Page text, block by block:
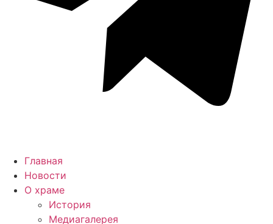
Главная
Новости
О храме
История
Медиагалерея